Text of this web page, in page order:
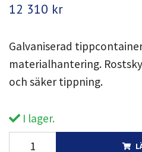
12 310 kr
Galvaniserad
materialhantering.
och säker tippning.
I lager.